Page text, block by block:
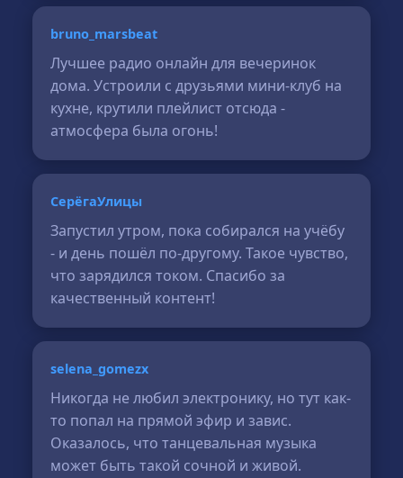
bruno_marsbeat
Лучшее радио онлайн для вечеринок
дома. Устроили с друзьями мини-клуб на
кухне, крутили плейлист отсюда -
атмосфера была огонь!
СерёгаУлицы
Запустил утром, пока собирался на учёбу
- и день пошёл по-другому. Такое чувство,
что зарядился током. Спасибо за
качественный контент!
selena_gomezx
Никогда не любил электронику, но тут как-
то попал на прямой эфир и завис.
Оказалось, что танцевальная музыка
может быть такой сочной и живой.